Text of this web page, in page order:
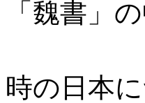
「魏書」
時の日本